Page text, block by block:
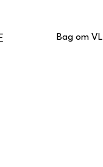
Bag om VL